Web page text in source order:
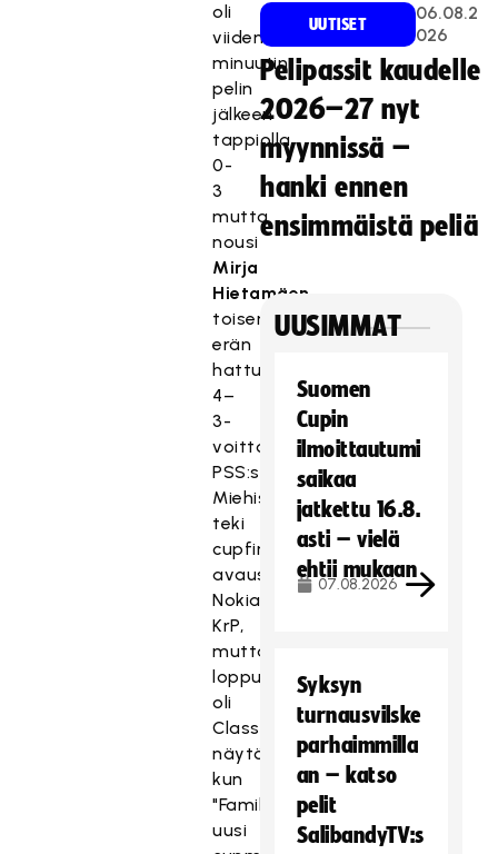
oli
viiden
minuutin
pelin
jälkeen
tappiolla
0-
3
mutta
nousi
Mirja
Hietamäen
toisen
erän
hattutempulla
4–
3-
voittoon
PSS:stä.
Miehissä
teki
cupfinaalin
avausmaalin
Nokian
KrP,
mutta
loppu
oli
Classicin
näytöstä,
kun
"Family"
uusi
T
m
UUTISET
06.08.2
026
Pelipassit kaudelle
2026–27 nyt
myynnissä –
hanki ennen
ensimmäistä peliä
UUSIMMAT
Suomen
Cupin
ilmoittautumi
saikaa
jatkettu 16.8.
asti – vielä
ehtii mukaan
07.08.2026
Syksyn
turnausvilske
parhaimmilla
an – katso
pelit
SalibandyTV:s